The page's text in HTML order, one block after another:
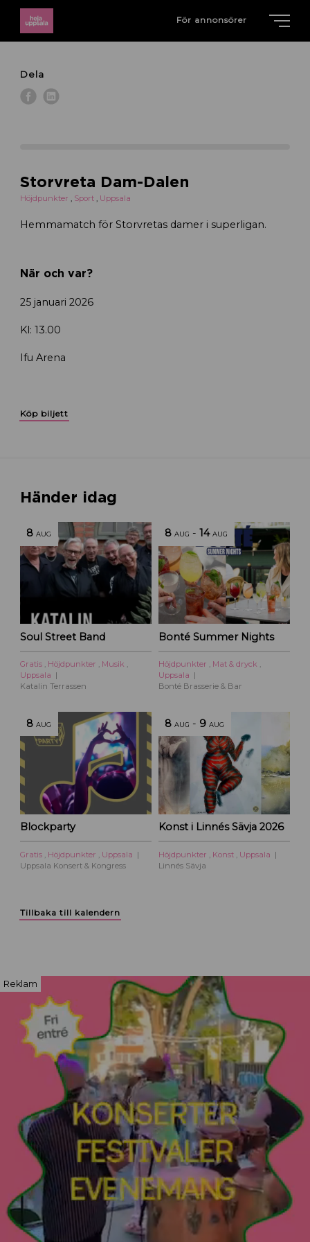
För annonsörer
Dela
Storvreta Dam-Dalen
Höjdpunkter , Sport , Uppsala
Hemmamatch för Storvretas damer i superligan.
När och var?
25 januari 2026
Kl: 13.00
Ifu Arena
Köp biljett
Händer idag
8 AUG
Soul Street Band
Gratis , Höjdpunkter , Musik ,
Uppsala
Katalin Terrassen
8 AUG -14 AUG
Bonté Summer Nights
Höjdpunkter , Mat & dryck ,
Uppsala
Bonté Brasserie & Bar
8 AUG
Blockparty
Gratis Höjdpunkter
Uppsala
Uppsala Konsert & Kongress
8 AUG - 9 AUG
Konst i Linnés Sävja 2026
Höjdpunkter Konst
Uppsala
Linnés Sävja
Tillbaka till kalendern
Reklam